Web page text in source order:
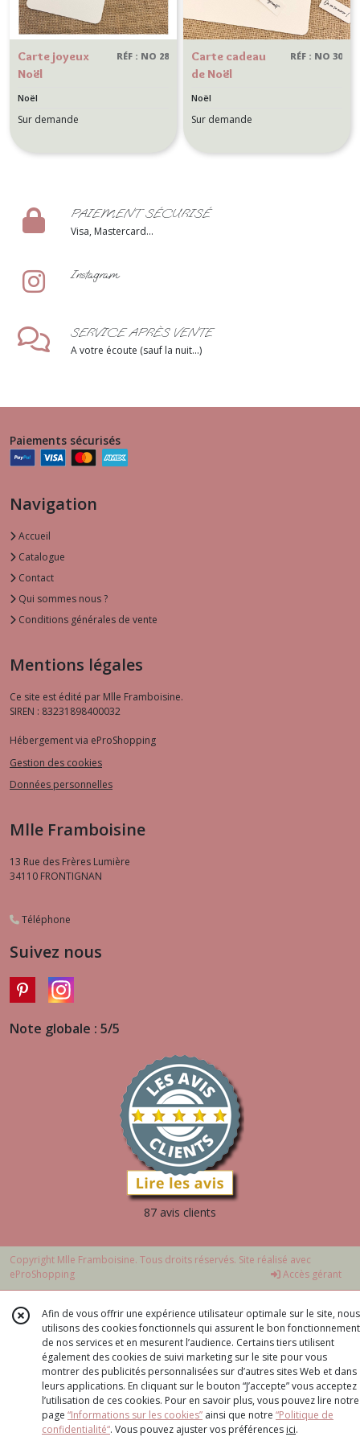
Carte joyeux
Noël
Personnalisée
surprise -
demoiselle
d'honneur,
marraine
RÉF : NO 28
Noël
Sur demande
Carte cadeau
de Noël
personnalisé
surprise -
demoiselle
RÉF : NO 30
Noël
Sur demande
PAIEMENT SÉCURISÉ
Visa, Mastercard...
Instagram
SERVICE APRÈS VENTE
A votre écoute (sauf la nuit...)
Paiements sécurisés
Navigation
Accueil
Catalogue
Contact
Qui sommes nous ?
Conditions générales de vente
Mentions légales
Ce site est édité par Mlle Framboisine.
SIREN : 83231898400032
Hébergement via eProShopping
Gestion des cookies
Données personnelles
Mlle Framboisine
13 Rue des Frères Lumière
34110 FRONTIGNAN
Téléphone
Suivez nous
Note globale : 5/5
87 avis clients
Copyright Mlle Framboisine. Tous droits réservés. Site réalisé avec
eProShopping
Accès gérant
Afin de vous offrir une expérience utilisateur optimale sur le site, nous
utilisons des cookies fonctionnels qui assurent le bon fonctionnement
de nos services et en mesurent l’audience. Certains tiers utilisent
également des cookies de suivi marketing sur le site pour vous
montrer des publicités personnalisées sur d’autres sites Web et dans
leurs applications. En cliquant sur le bouton “J’accepte” vous acceptez
l’utilisation de ces cookies. Pour en savoir plus, vous pouvez lire notre
page “Informations sur les cookies” ainsi que notre “Politique de
confidentialité“. Vous pouvez ajuster vos préférences ici.